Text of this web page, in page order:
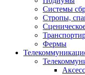
Системы
Стропы,
Фермы